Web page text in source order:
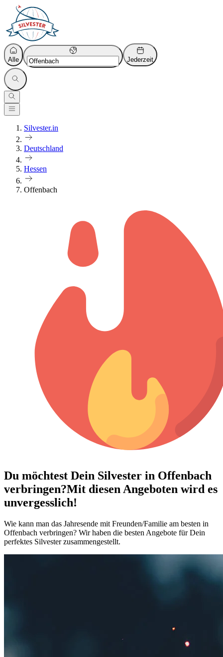
Alle Jederzeit
Silvester.in
Deutschland
Hessen
Offenbach
Du möchtest Dein Silvester in Offenbach
verbringen?Mit diesen Angeboten wird es
unvergesslich!
Wie kann man das Jahresende mit Freunden/Familie am besten in
Offenbach verbringen? Wir haben die besten Angebote für Dein
perfektes Silvester zusammengestellt.